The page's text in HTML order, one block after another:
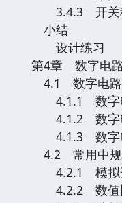
3.4.3 开关
小结
设计练习
第4章 数字电
4.1 数字电路
4.1.1 数字
4.1.2 数字电
4.1.3 数字电
4.2 常用中规
4.2.1 模拟
4.2.2 数值